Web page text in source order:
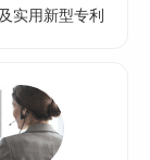
实用新型专利